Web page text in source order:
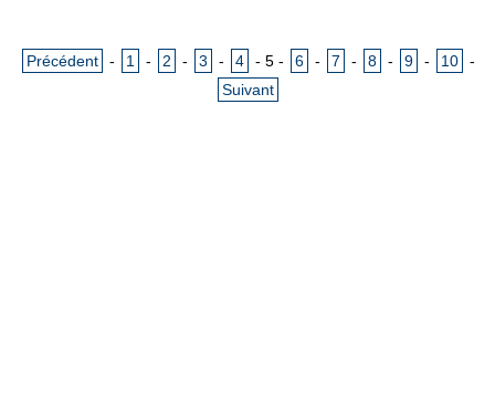
Précédent - 1 - 2 - 3 - 4 - 5 - 6 - 7 - 8 - 9 - 10
-
Suivant